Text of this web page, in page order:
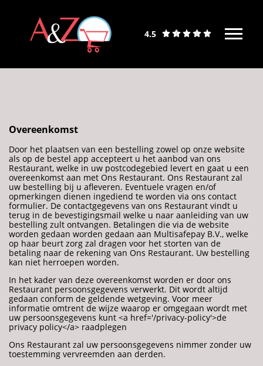
4.5
Overeenkomst
Door het plaatsen van een bestelling zowel op onze website
als op de bestel app accepteert u het aanbod van ons
Restaurant, welke in uw postcodegebied levert en gaat u een
overeenkomst aan met Ons Restaurant. Ons Restaurant zal
uw bestelling bij u afleveren. Eventuele vragen en/of
opmerkingen dienen ingediend te worden via ons contact
formulier. De contactgegevens van ons Restaurant vindt u
terug in de bevestigingsmail welke u naar aanleiding van uw
bestelling zult ontvangen. Betalingen die via de website
worden gedaan worden gedaan aan Multisafepay B.V., welke
op haar beurt zorg zal dragen voor het storten van de
betaling naar de rekening van Ons Restaurant. Uw bestelling
kan niet herroepen worden.
In het kader van deze overeenkomst worden er door ons
Restaurant persoonsgegevens verwerkt. Dit wordt altijd
gedaan conform de geldende wetgeving. Voor meer
informatie omtrent de wijze waarop er omgegaan wordt met
uw persoonsgegevens kunt <a href='/privacy-policy'>de
privacy policy</a> raadplegen
Ons Restaurant zal uw persoonsgegevens nimmer zonder uw
toestemming vervreemden aan derden.